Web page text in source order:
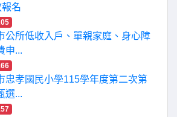
名
公所低收入戶、單親家庭、身心障
申...
忠孝國民小學115學年度第二次第
選...